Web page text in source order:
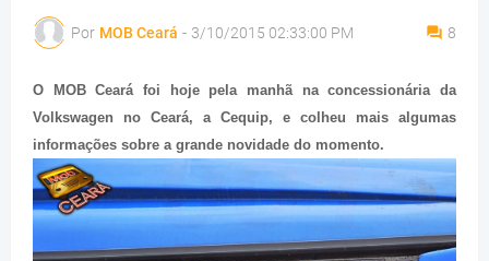
Por MOB Ceará - 3/10/2015 02:33:00 PM 8
O MOB Ceará foi hoje pela manhã na concessionária da
Volkswagen no Ceará, a Cequip, e colheu mais algumas
informações sobre a grande novidade do momento.